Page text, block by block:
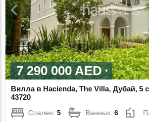
7 290 000 AED
Вилла в Hacienda, The Villa, Дубай, 5
43720
Спален:5 Ванных:6